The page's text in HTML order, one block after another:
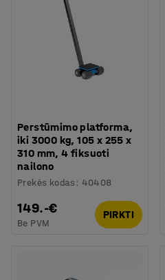
Perstūmimo platforma,
iki 3000 kg, 105 x 255 x
310 mm, 4 fiksuoti
nailono
Prekės kodas : 40408
149.-€
Be PVM
PIRKTI